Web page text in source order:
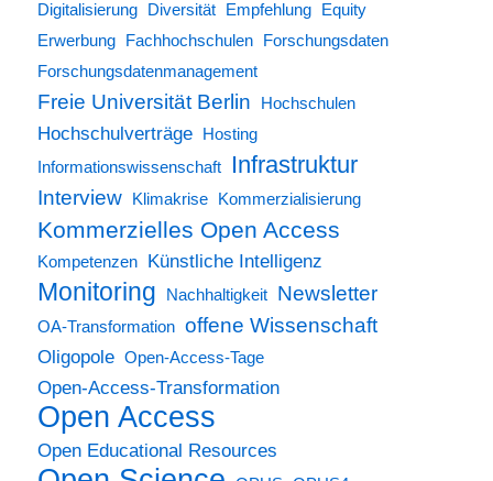
Digitalisierung
Diversität Empfehlung
Equity
Erwerbung
Fachhochschulen
Forschungsdaten
Forschungsdatenmanagement
Freie Universität Berlin Hochschulen
Hochschulverträge
Hosting
Informationswissenschaft
Infrastruktur
Interview Klimakrise Kommerzialisierung
Kommerzielles Open Access
Kompetenzen Künstliche Intelligenz
Monitoring Nachhaltigkeit Newsletter
OA-Transformation offene Wissenschaft
Oligopole Open-Access-Tage
Open-Access-Transformation
Open Access
Open Educational Resources